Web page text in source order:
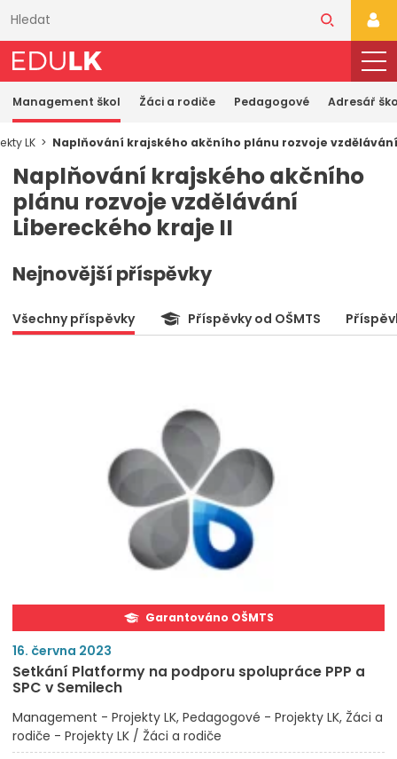
obsahu
Management škol Žáci a rodiče Pedagogové Adresář
LK Naplňování krajského akčního plánu rozvoje
Naplňování krajského akčního
plánu rozvoje vzdělávání
Libereckého kraje II
Nejnovější příspěvky
Všechny příspěvky Příspěvky od OŠMTS
Garantováno OŠMTS
16. června 2023
Setkání Platformy na podporu spolupráce PPP a
SPC v Semilech
Management - Projekty LK Pedagogové - Projekty LK Žáci a
rodiče - Projekty LK / Žáci a rodiče